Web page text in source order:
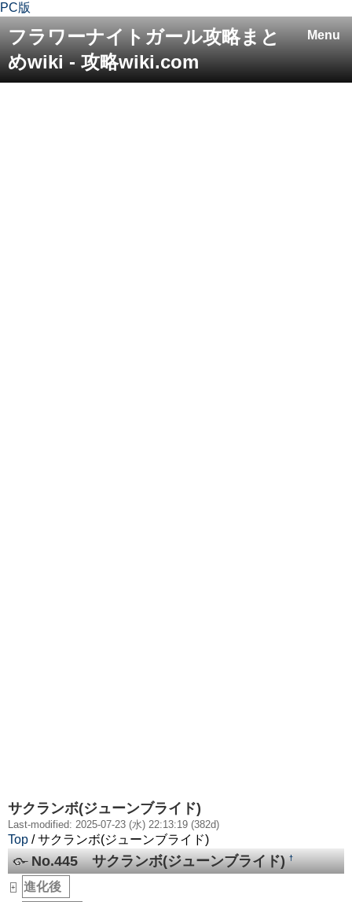
PC版
Menu
フラワーナイトガール攻略まと
めwiki - 攻略wiki.com
サクランボ(ジューンブライド)
Last-modified: 2025-07-23 (水) 22:13:19 (382d)
Top / サクランボ(ジューンブライド)
No.445 サクランボ(ジューンブライド)†
+ 進化後